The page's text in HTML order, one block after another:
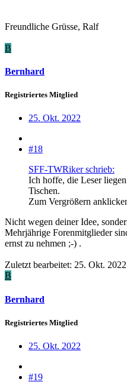
Freundliche Grüsse, Ralf
B
Bernhard
Registriertes Mitglied
25. Okt. 2022
#18
SFF-TWRiker schrieb:
Ich hoffe, die Leser
Tischen.
Zum Vergrößern
Nicht wegen deiner Idee,
Mehrjährige Forenmitglieder
ernst zu nehmen ;-) .
Zuletzt bearbeitet: 25. Okt. 2022
B
Bernhard
Registriertes Mitglied
25. Okt. 2022
#19